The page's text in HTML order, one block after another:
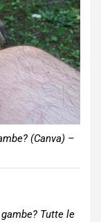
(Canva) –
Tutte le